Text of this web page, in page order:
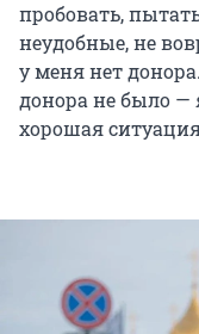
пробовать,
неудобные, не
у меня нет
донора не было —
хорошая